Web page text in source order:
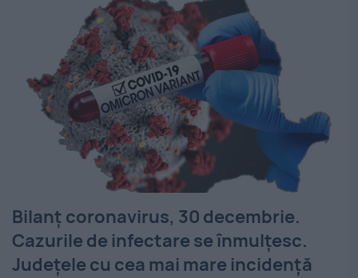
Bilanț coronavirus, 30 decembrie.
Cazurile de infectare se înmulțesc.
Județele cu cea mai mare incidență